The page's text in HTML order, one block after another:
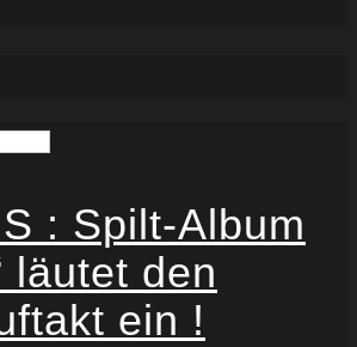
: Spilt-Album
läutet den
ein !